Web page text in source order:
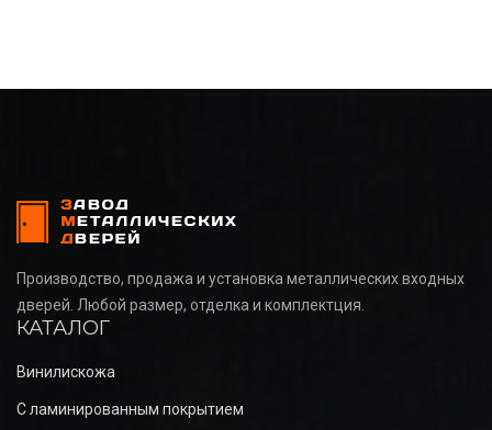
Производство, продажа и установка металлических входных
дверей. Любой размер, отделка и комплектция.
КАТАЛОГ
Винилискожа
С ламинированным покрытием